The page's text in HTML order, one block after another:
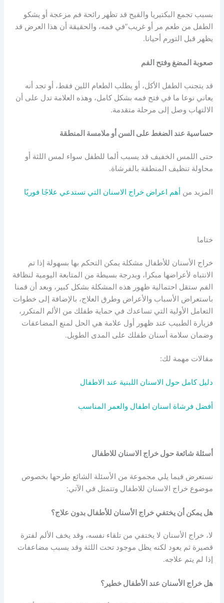
بسبب تجمع البكتيريا والقيح قد تظهر رائحة فم مزعجة أو يشكو
الطفل من طعم مر أو غريب”في فمه، والحقيقة أن هذا العرض قد
يظهر قبل التورم أحيانا.
صعوبة المضغ وفتح الفم
قد يتجنب الطفل الأكل، أو يطلب الطعام اللين فقط، أو تجد أنه
يعاني نوعا ما في فتح فمه بشكل كامل، وهذه العلامة تدل على أن
الالتهاب وصل إلى مرحلة متقدمة.
حساسية عند الضغط على السن أو ملامسة المنطقة
حتى اللمس الخفيف قد يسبب ألما للطفل سواء لمس اللثة أو
محاولة تنظيف المنطقة بالفرشاة.
المزيد من أهم اعراض خراج الاسنان التي تستدعي علاجًا فوريًا
ختاما
خراج الأسنان للأطفال مشكلة يمكن التحكم بها بسهولة إذا تم
الانتباه لأعراضها مبكرا، وبدرجة بسيطة من المتابعة اليومية لنظافة
الفم ستقل احتمالية ظهور هذه المشكلة بشكل كبير، وبعد أن قمنا
باستعراض الأسباب والأعراض وطرق العلاج، بالإضافة إلى خطوات
التعامل الأولية التي تساعدك في حماية طفلك من الألم المتكرر،
فزيارة الطبيب عند ظهور أول علامة هي الحل لمنع المضاعفات
وضمان سلامة أسنان طفلك على المدى الطويل.
مقالات مهمة لك:
دليل كامل حول الاسنان اللبنية عند الاطفال
أفضل فرشاة اسنان اطفال والعمر المناسب
أسئلة شائعة حول خراج الاسنان للاطفال
نستعرض فيما يلي مجموعة من الأسئلة الشائع طرحها بخصوص
موضوع خراج الاسنان للاطفال وتتمثل في الآتي:
هل يمكن أن يختفي خراج الأسنان للأطفال بدون علاج؟
لا، خراج الأسنان لا يختفي من تلقاء نفسه، وقد يخف الألم لفترة
قصيرة ثم يعود لكنه يظل موجود تحت اللثة وقد يسبب مضاعفات
إذا لم يتم علاجه.
هل خراج الأسنان عند الأطفال خطير؟